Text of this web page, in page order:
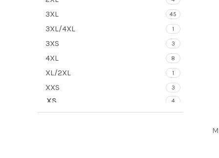
3XL 45
3XL/4XL 1
3XS 3
4XL 8
XL/2XL 1
XXS 3
XS 4
S 32